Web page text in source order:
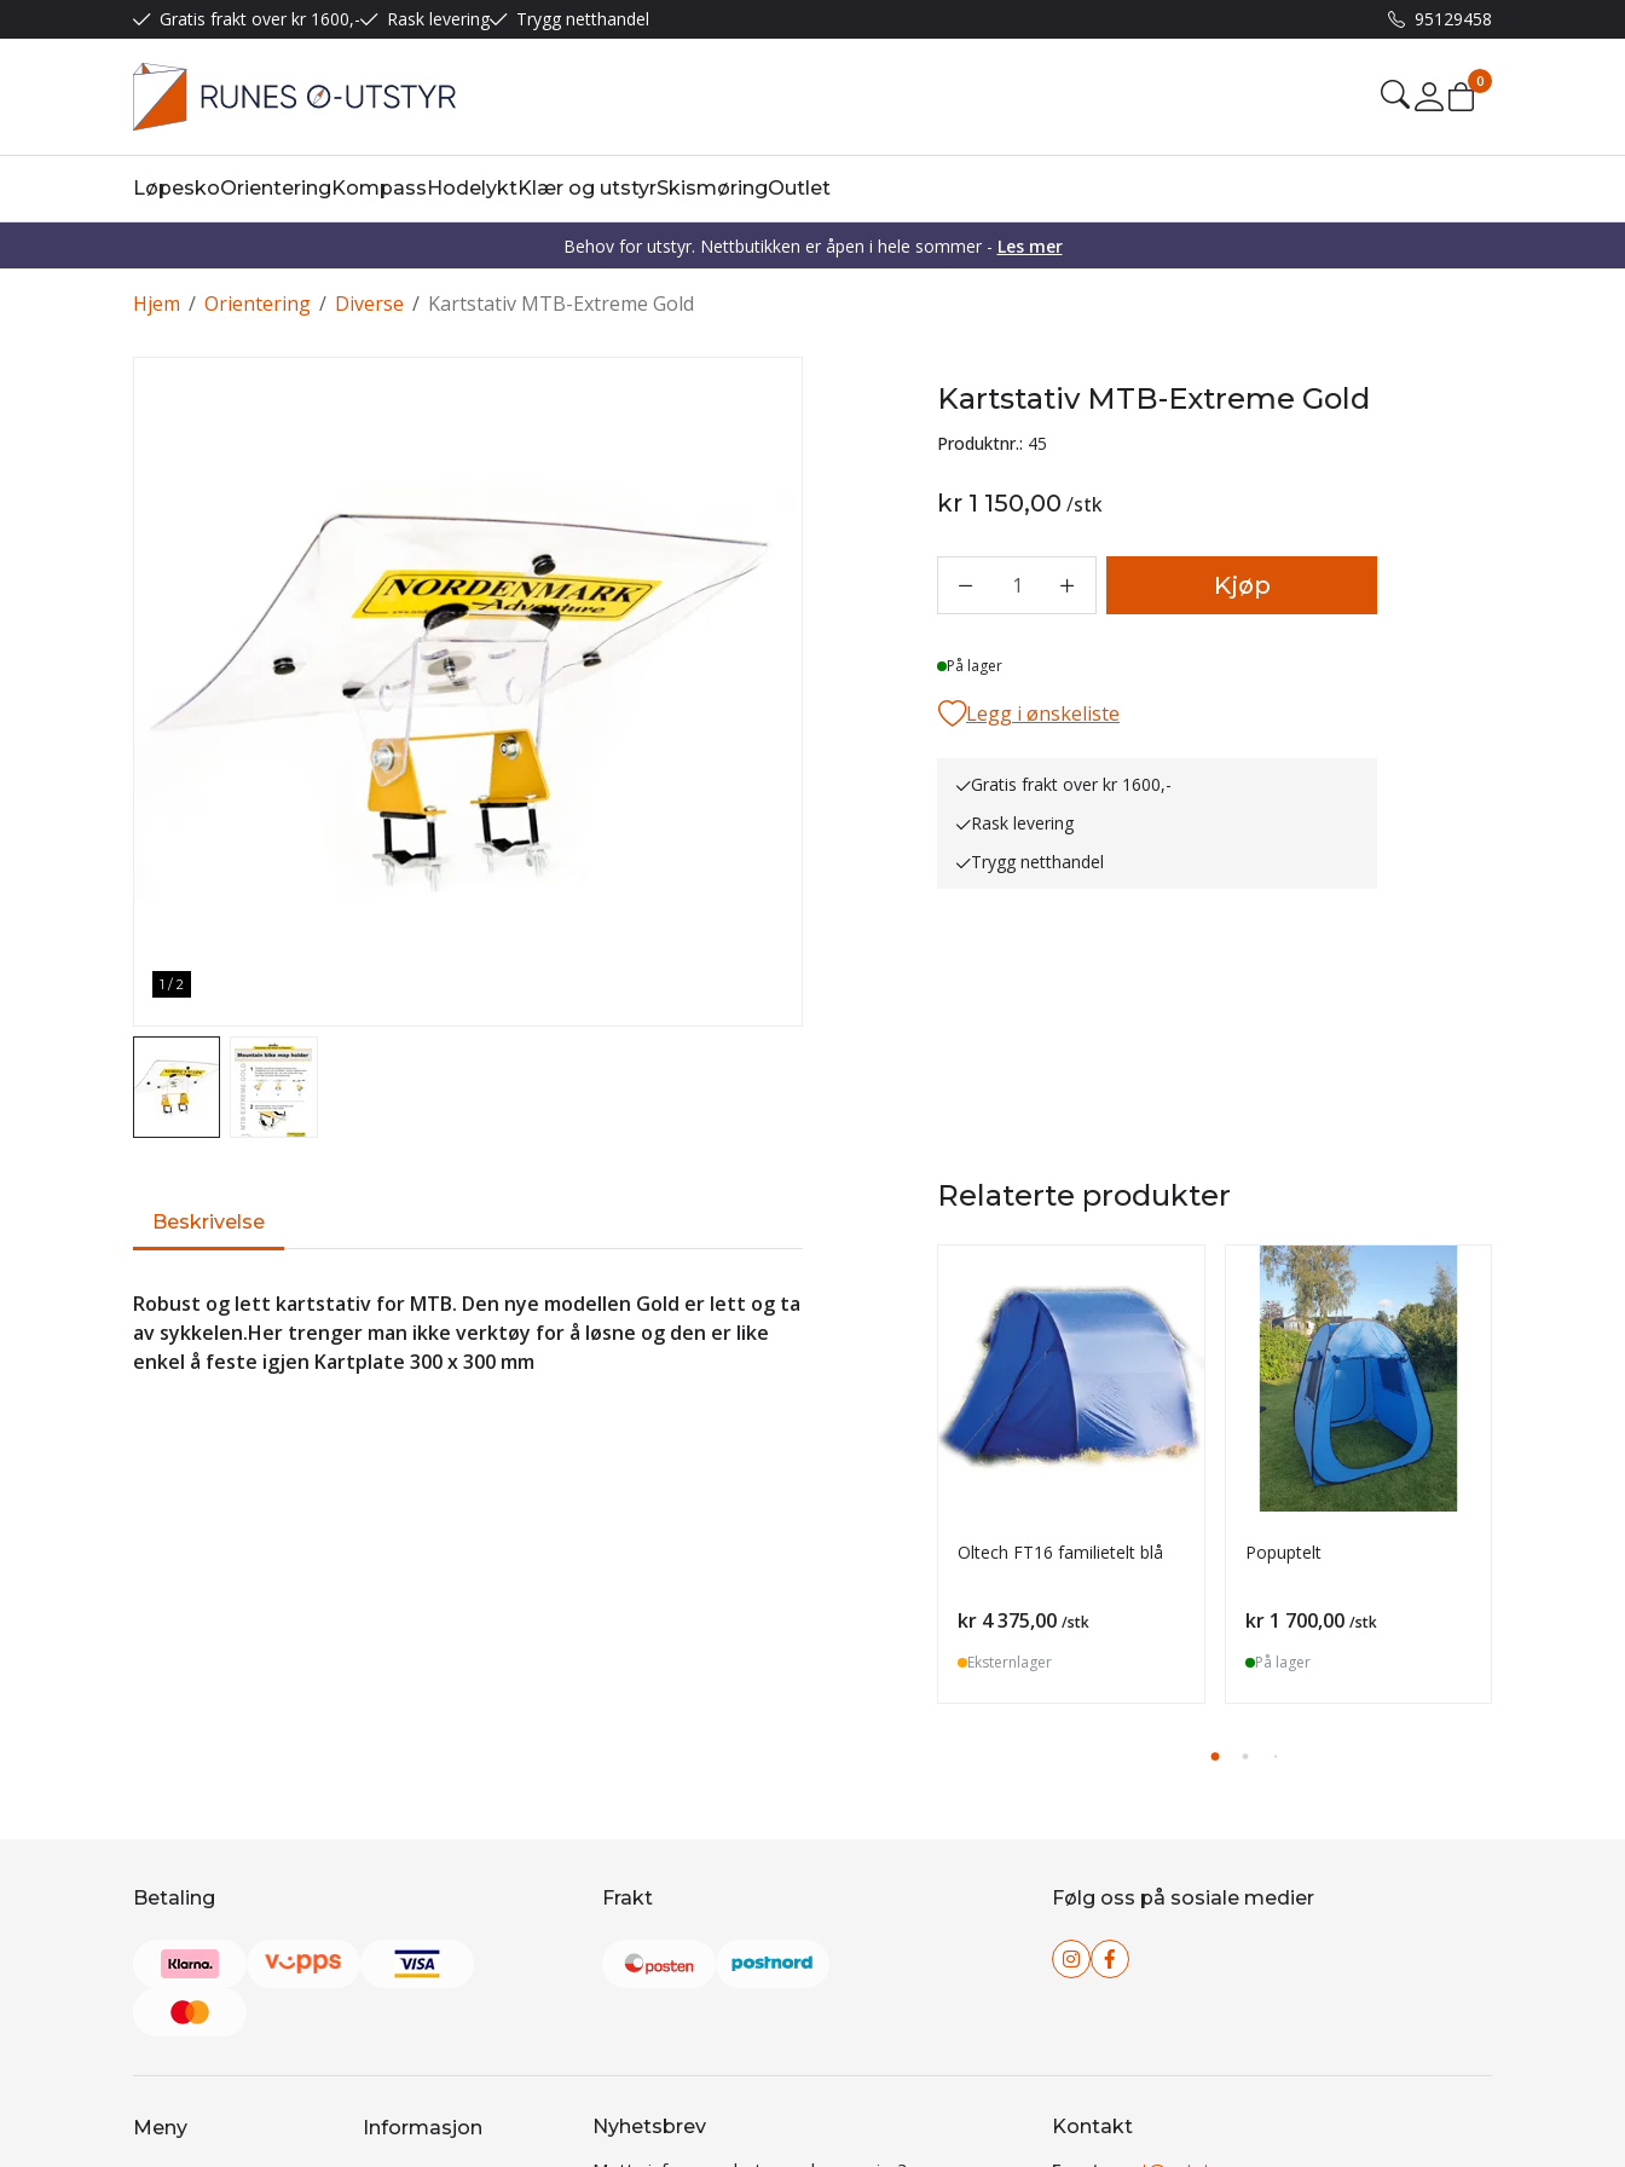
Gratis frakt over kr 1600,- Rask levering Trygg netthandel 95129458
Mine sider
0
LøpeskoOrienteringKompassHodelyktKlær og utstyrSkismøringOutlet
Behov for utstyr. Nettbutikken er åpen i hele sommer - Les mer
/
Hjem /
Orientering /
Diverse Kartstativ MTB-Extreme Gold
1 / 2
Kartstativ MTB-Extreme Gold
Produktnr.: 45
kr 1 150,00 /stk
1 Kjøp
Lager
På lager
Legg i ønskeliste
Gratis frakt over kr 1600,-
Rask levering
Trygg netthandel
Beskrivelse
Robust og lett kartstativ for MTB. Den nye modellen Gold er lett og ta
av sykkelen.Her trenger man ikke verktøy for å løsne og den er like
enkel å feste igjen Kartplate 300 x 300 mm
Relaterte produkter
Oltech FT16 familietelt blå
Pris
kr 4 375,00 /stk
Eksternlager
Popuptelt
Pris
kr 1 700,00 /stk
På lager
Betaling Frakt Følg oss på sosiale medier
Meny Informasjon Nyhetsbrev Kontakt